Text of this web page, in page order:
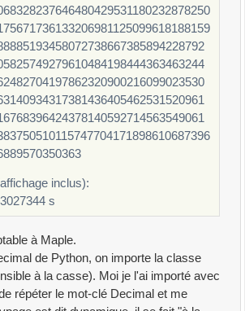
inclus):
s
à Maple.
de Python, on importe la classe
à la casse). Moi je l'ai importé avec
répéter le mot-clé Decimal et me